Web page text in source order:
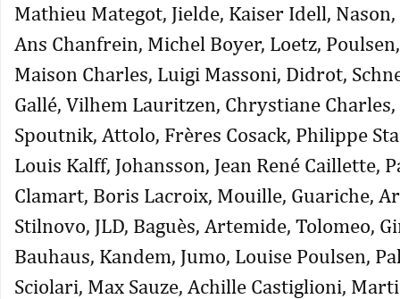
Mathieu Mategot, Jielde, Kaiser Idell, Nason,
Ans Chanfrein, Michel Boyer, Loetz,
Maison Charles, Luigi Massoni, Didrot,
Gallé, Vilhem Lauritzen, Chrystiane
Spoutnik, Attolo, Frères Cosack, Philippe
Louis Kalff, Johansson, Jean René Caillette,
Clamart, Boris Lacroix, Mouille, Guariche,
Stilnovo, JLD, Baguès, Artemide, Tolomeo,
Bauhaus, Kandem, Jumo, Louise Poulsen,
Sciolari, Max Sauze, Achille Castiglioni,